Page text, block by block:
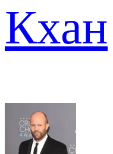
Кхан